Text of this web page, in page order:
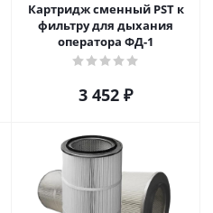
Картридж сменный PST к
фильтру для дыхания
оператора ФД-1
3 452 ₽